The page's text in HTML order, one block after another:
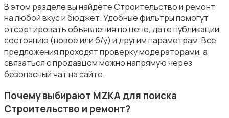
Маркетинг и реклама
В этом разделе вы найдёте Строительство и ремонт
на любой вкус и бюджет. Удобные фильтры помогут
отсортировать объявления по цене, дате публикации,
состоянию (новое или б/у) и другим параметрам. Все
предложения проходят проверку модераторами, а
связаться с продавцом можно напрямую через
безопасный чат на сайте.
Почему выбирают MZKA для поиска
Строительство и ремонт?